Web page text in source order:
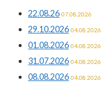
22.08.26 07.08.2026
29.10.2026 04.08.2026
01.08.2026 04.08.2026
31.07.2026 04.08.2026
08.08.2026 04.08.2026